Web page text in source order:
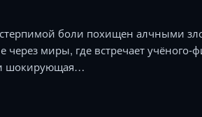
боли похищен алчными
через миры, где встречает учёного-
шокирующая…